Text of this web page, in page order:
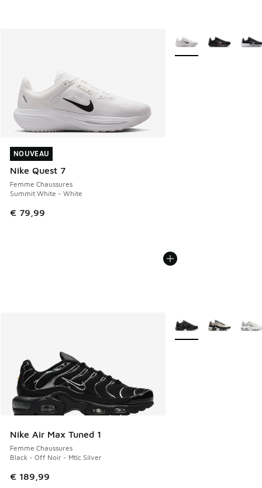
NOUVEAU
Nike Quest 7
Femme Chaussures
Summit White - White
€ 79,99
NOUVEAU
Plus de couleurs
Nike Air Max Tuned 1
Femme Chaussures
Black - Off Noir - Mtlc Silver
€ 189,99
Plus de couleurs